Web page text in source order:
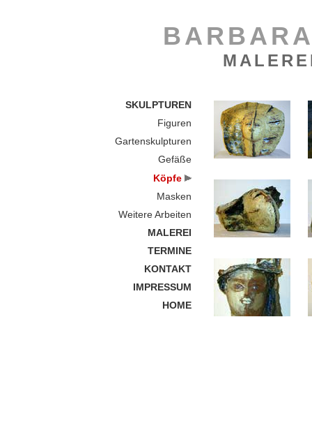
SKULPTUREN
Figuren
Gartenskulpturen
Gefäße
Köpfe
Masken
Weitere Arbeiten
MALEREI
TERMINE
KONTAKT
IMPRESSUM
HOME